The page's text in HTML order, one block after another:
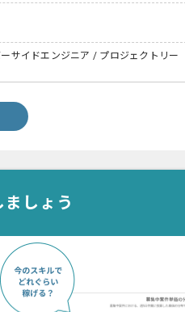
サイドエンジニア / プロジェクトリー
ましょう